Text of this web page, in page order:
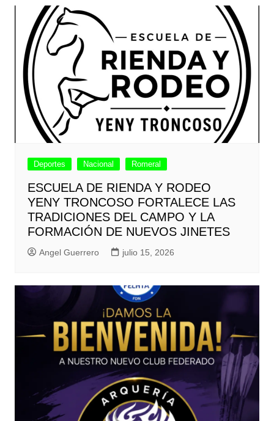
Deportes Nacional Romeral
ESCUELA DE RIENDA Y RODEO
YENY TRONCOSO FORTALECE LAS
TRADICIONES DEL CAMPO Y LA
FORMACIÓN DE NUEVOS JINETES
Angel Guerrero julio 15, 2026